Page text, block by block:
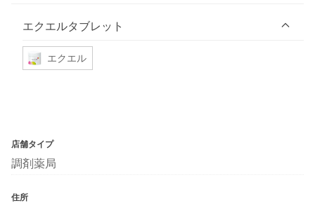
エクエルタブレット
エクエル
店舗タイプ
調剤薬局
住所